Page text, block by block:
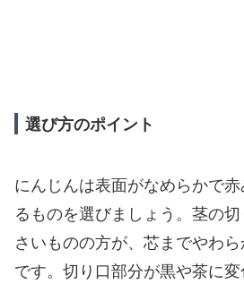
選び方のポイント
にんじんは表面がなめらかで
るものを選びましょう。茎の
さいものの方が、芯までやわ
です。切り口部分が黒や茶に